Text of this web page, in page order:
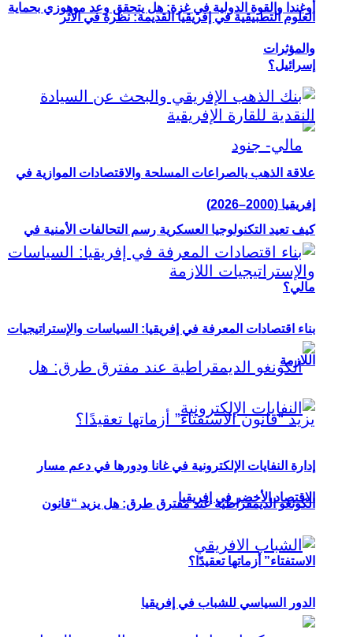
أوغندا والقوة الدولية في غزة: هل يتحقق وعد موهوزي بحماية
إسرائيل؟
كيف تعيد التكنولوجيا العسكرية رسم التحالفات الأمنية في
مالي؟
الكونغو الديمقراطية عند مفترق طرق: هل يزيد “قانون
الاستفتاء” أزماتها تعقيدًا؟
العلوم التطبيقية في إفريقيا القديمة: نظرة في الأثر
والمؤثرات
علاقة الذهب بالصراعات المسلحة والاقتصادات الموازية في
إفريقيا (2000–2026)
بناء اقتصادات المعرفة في إفريقيا: السياسات والإستراتيجيات
اللازمة
إدارة النفايات الإلكترونية في غانا ودورها في دعم مسار
الاقتصاد الأخضر في إفريقيا
الدور السياسي للشباب في إفريقيا